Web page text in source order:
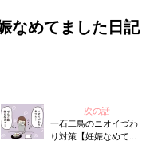
なめてました日記
次の話
一石二鳥のニオイづわ
り対策【妊娠なめてま